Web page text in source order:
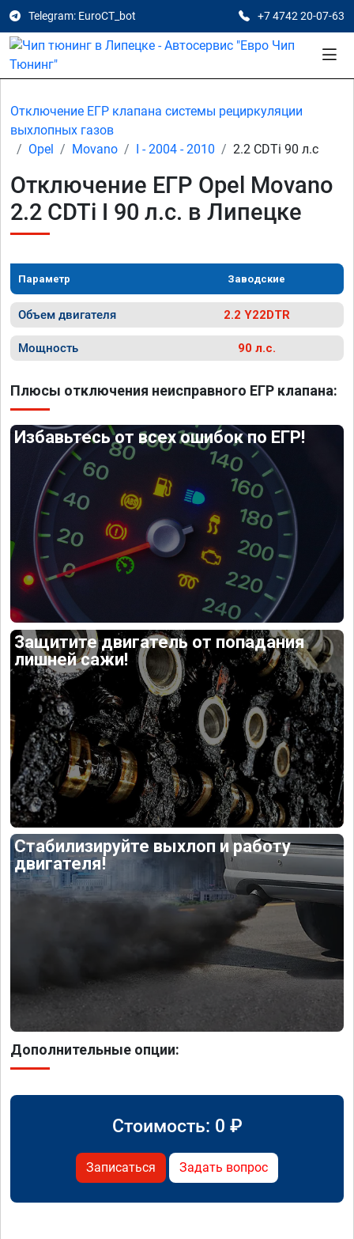
Telegram: EuroCT_bot +7 4742 20-07-63
Отключение ЕГР клапана системы рециркуляции
выхлопных газов
Opel
Movano I - 2004 - 2010 2.2 CDTi 90 л.с
Отключение ЕГР Opel Movano
2.2 CDTi I 90 л.с. в Липецке
Параметр Заводские
Объем двигателя 2.2 Y22DTR
Мощность 90 л.с.
Плюсы отключения неисправного ЕГР клапана:
Избавьтесь от всех ошибок по ЕГР!
Защитите двигатель от попадания
лишней сажи!
Стабилизируйте выхлоп и работу
двигателя!
Дополнительные опции:
Стоимость: 0 ₽
Записаться Задать вопрос